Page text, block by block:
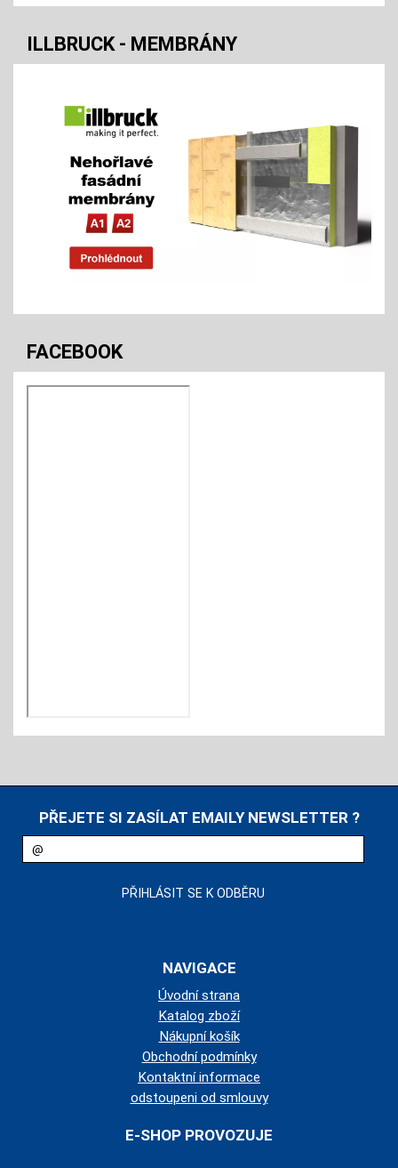
ILLBRUCK - MEMBRÁNY
FACEBOOK
PŘEJETE SI ZASÍLAT EMAILY NEWSLETTER ?
NAVIGACE
Úvodní strana
Katalog zboží
Nákupní košík
Obchodní podmínky
Kontaktní informace
odstoupeni od smlouvy
E-SHOP PROVOZUJE